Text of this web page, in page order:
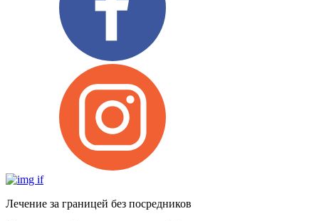
Лечение за границей без посредников